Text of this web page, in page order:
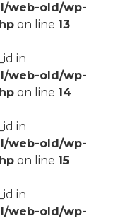
web-old/wp-
on line 13
in
web-old/wp-
on line 14
in
web-old/wp-
on line 15
in
web-old/wp-